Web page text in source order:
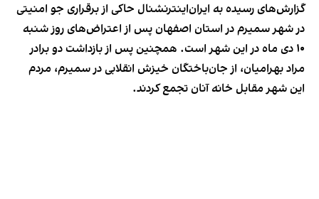
گزارش‌های رسیده به ایران‌اینترنشنال حاکی از برقراری جو امنیتی
در شهر سمیرم در استان اصفهان پس از اعتراض‌های روز شنبه
۱۰ دی ماه در این شهر است. همچنین پس از بازداشت دو برادر
مراد بهرامیان، از جان‌باختگان خیزش انقلابی در سمیرم، مردم
این شهر مقابل خانه آنان تجمع کردند.